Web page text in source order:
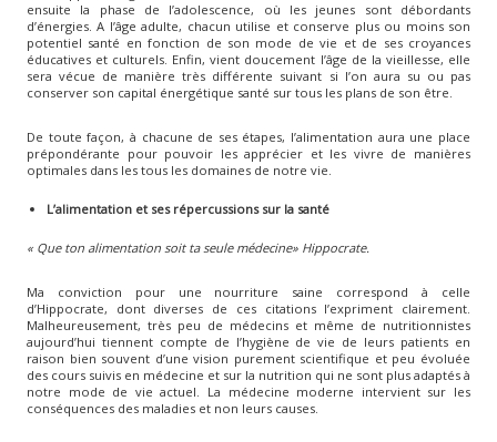
ensuite la phase de l’adolescence, où les jeunes sont débordants
d’énergies. A l’âge adulte, chacun utilise et conserve plus ou moins son
potentiel santé en fonction de son mode de vie et de ses croyances
éducatives et culturels. Enfin, vient doucement l’âge de la vieillesse, elle
sera vécue de manière très différente suivant si l’on aura su ou pas
conserver son capital énergétique santé sur tous les plans de son être.
De toute façon, à chacune de ses étapes, l’alimentation aura une place
prépondérante pour pouvoir les apprécier et les vivre de manières
optimales dans les tous les domaines de notre vie.
L’alimentation et ses répercussions sur la santé
« Que ton alimentation soit ta seule médecine» Hippocrate.
Ma conviction pour une nourriture saine correspond à celle
d’Hippocrate, dont diverses de ces citations l’expriment clairement.
Malheureusement, très peu de médecins et même de nutritionnistes
aujourd’hui tiennent compte de l’hygiène de vie de leurs patients en
raison bien souvent d’une vision purement scientifique et peu évoluée
des cours suivis en médecine et sur la nutrition qui ne sont plus adaptés à
notre mode de vie actuel. La médecine moderne intervient sur les
conséquences des maladies et non leurs causes.